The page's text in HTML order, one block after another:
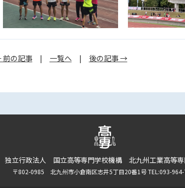
の記事| 一覧へ | 後の記事 →
独立行政法人 国立高等専門学校機構 北九州工業高等専
〒802-0985 北九州市小倉南区志井5丁目20番1号 TEL:093-